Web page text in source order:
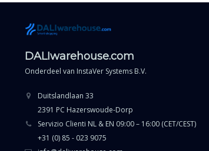
DALIwarehouse.com
Onderdeel van InstaVer Systems B.V.
Duitslandlaan 33
2391 PC Hazerswoude-Dorp
Servizio Clienti NL & EN 09:00 – 16:00 (CET/CEST)
+31 (0) 85 - 023 9075